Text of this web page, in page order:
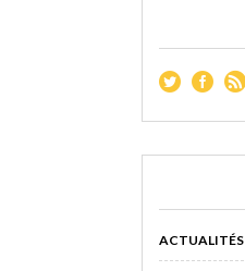
ACTUALITÉS